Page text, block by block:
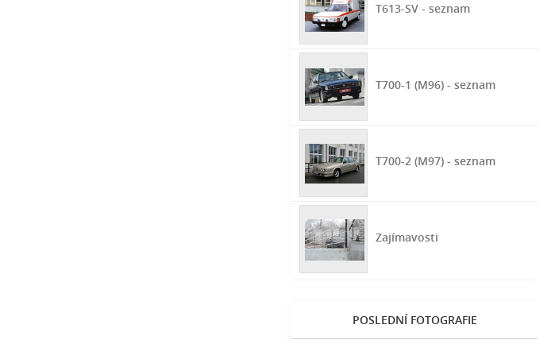
T613-SV - seznam
T700-1 (M96) - seznam
T700-2 (M97) - seznam
Zajímavosti
POSLEDNÍ FOTOGRAFIE